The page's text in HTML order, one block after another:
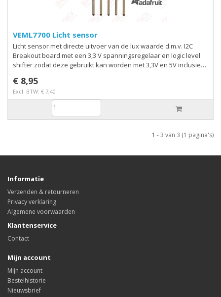
VEML7700 Licht sensor
Licht sensor met directe uitvoer van de lux waarde d.m.v. I2C
Breakout board met een 3,3 V spanningsregelaar en logic level
shifter zodat deze gebruikt kan worden met 3,3V en 5V inclusief
€ 8,95
Excl. BTW: € 7,40
1 - 3 van 3 (1 pagina's)
Informatie
Verzenden & retourneren
Privacy verklaring
Algemene voorwaarden
Klantenservice
Contact
Mijn account
Mijn account
Bestelhistorie
Nieuwsbrief